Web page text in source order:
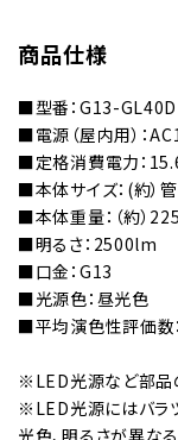
商品仕様
■型番：G13-GL40D
■電源（屋内用）：
■定格消費電力：
■本体サイズ：(約）
■本体重量：（約）
■明るさ：2500lm
■口金：G13
■光源色：昼光色
■平均演色性評価数
※LED光源など部品
※LED光源にはバラ
光色、明るさが異な